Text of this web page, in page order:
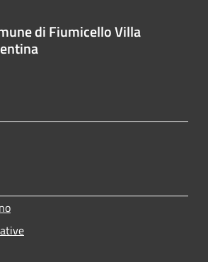
di Fiumicello Villa